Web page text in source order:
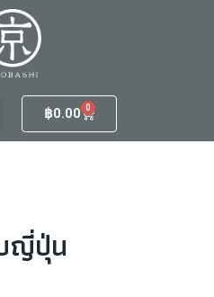
฿0.00 0
Cart
ญี่ปุ่น